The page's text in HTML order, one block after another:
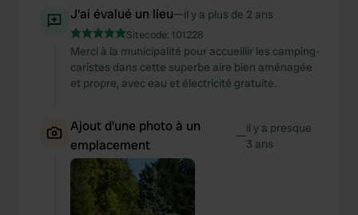
J'ai évalué un lieu—il y a plus de 2 ans
Sitecode: 101228
Merci à la municipalité pour accueillir les camping-
caristes dans cette superbe aire bien aménagée
et propre, avec eau et électricité gratuite.
Ajout d'une photo à un
emplacement
—il y a presque
3 ans